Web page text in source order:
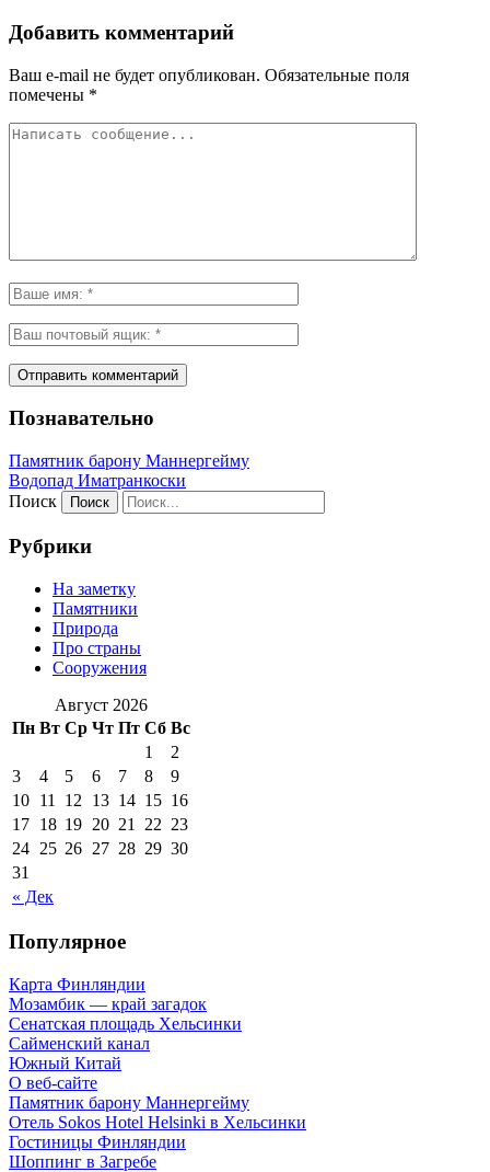
Добавить комментарий
Ваш e-mail не будет опубликован. Обязательные поля
помечены *
Познавательно
Памятник барону Маннергейму
Водопад Иматранкоски
Поиск
Рубрики
На заметку
Памятники
Природа
Про страны
Сооружения
Август 2026
Пн Вт Ср Чт Пт Сб Вс
« Дек
1
2
3
4 5 6 7 8
9
10 11 12 13 14 15 16
17 18 19 20 21 22 23
24 25 26 27 28 29 30
31
Популярное
Карта Финляндии
Мозамбик — край загадок
Сенатская площадь Хельсинки
Сайменский канал
Южный Китай
О веб-сайте
Памятник барону Маннергейму
Отель Sokos Hotel Helsinki в Хельсинки
Гостиницы Финляндии
Шоппинг в Загребе